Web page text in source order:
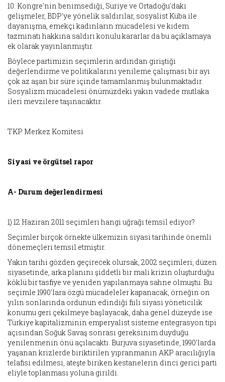
10. Kongre'nin benimsediği, Suriye ve Ortadoğu'daki
gelişmeler, BDP'ye yönelik saldırılar, sosyalist Küba ile
dayanışma, emekçi kadınların mücadelesi ve kıdem
tazminatı hakkına saldırı konulu kararlar da bu açıklamaya
ek olarak yayınlanmıştır.
Böylece partimizin seçimlerin ardından giriştiği
değerlendirme ve politikalarını yenileme çalışması bir ayı
çok az aşan bir süre içinde tamamlanmış bulunmaktadır.
Sosyalizm mücadelesi önümüzdeki yakın vadede mutlaka
ileri mevzilere taşınacaktır.
TKP Merkez Komitesi
Siyasi ve örgütsel rapor
A- Durum değerlendirmesi
1) 12 Haziran 2011 seçimleri hangi uğrağı temsil ediyor?
Seçimler birçok örnekte ülkemizin siyasi tarihinde önemli
dönemeçleri temsil etmiştir.
Yakın tarihi gözden geçirecek olursak, 2002 seçimleri, düzen
siyasetinde, arka planını şiddetli bir mali krizin oluşturduğu
köklü bir tasfiye ve yeniden yapılanmaya sahne olmuştu. Bu
seçimle 1990'lara özgü mücadeleler kapanacak, örneğin on
yılın sonlarında ordunun edindiği fiili siyasi yöneticilik
konumu geri çekilmeye başlayacak, daha genel düzeyde ise
Türkiye kapitalizminin emperyalist sisteme entegrasyon tipi
açısından Soğuk Savaş sonrası gereksinim duyduğu
yenilenmenin önü açılacaktı. Burjuva siyasetinde, 1990'larda
yaşanan krizlerde biriktirilen yıpranmanın AKP aracılığıyla
telafisi edilmesi, ateşte biriken kestanelerin dinci gerici parti
eliyle toplanması yoluna girildi.